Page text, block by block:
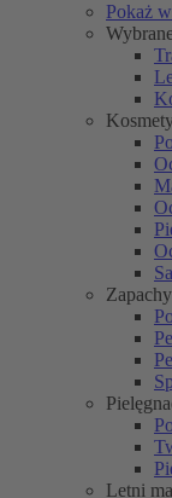
Pokaż
Letni